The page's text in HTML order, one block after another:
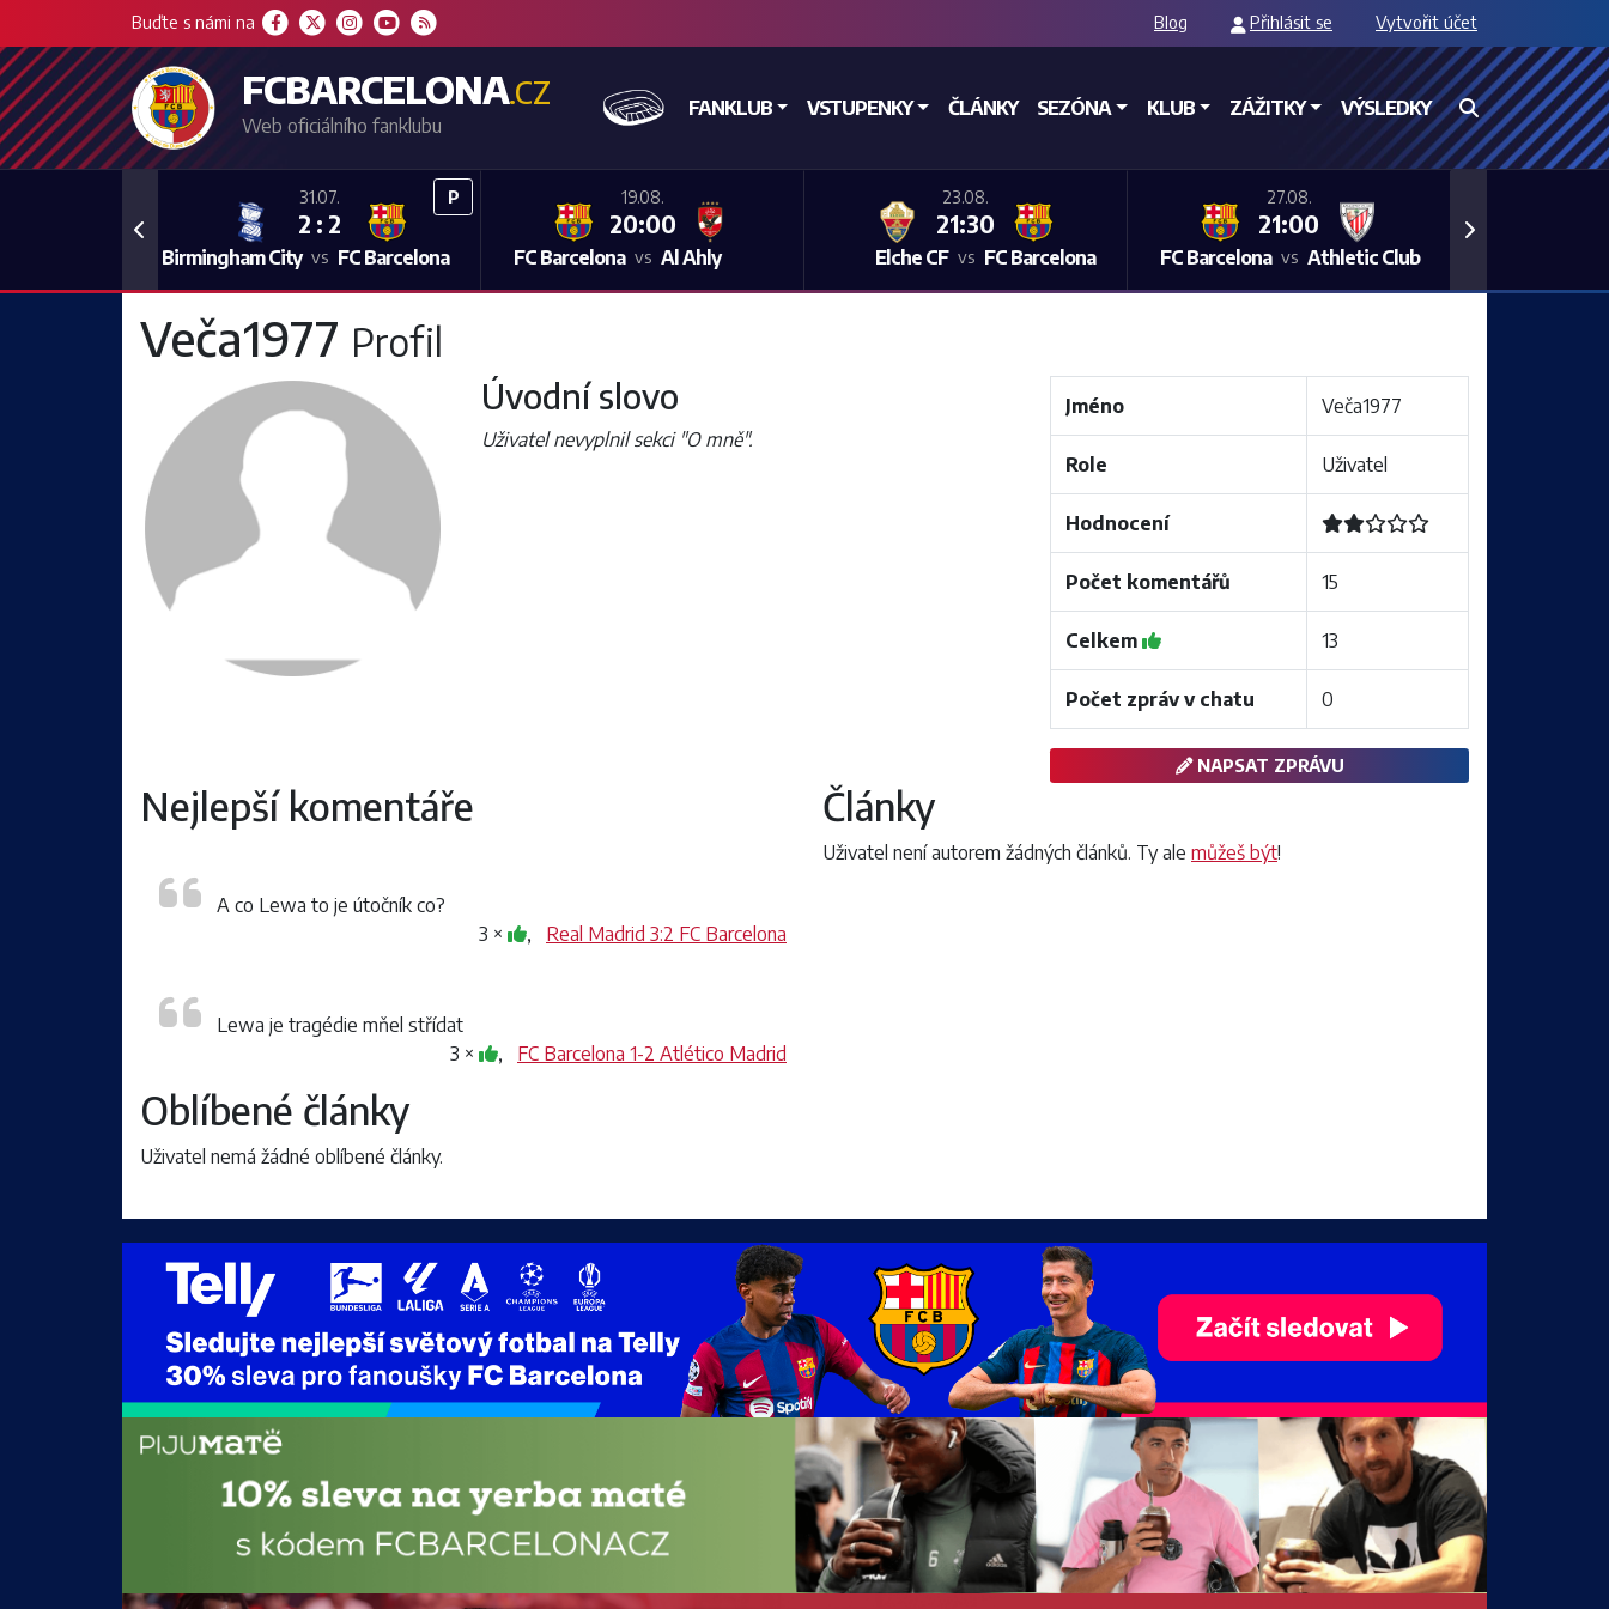
Buďte s námi na Blog Přihlásit se Vytvořit účet
FCBARCELONA.CZ
Web oficiálního fanklubu
DOMŮ FANKLUB VSTUPENKY ČLÁNKY SEZÓNA KLUB ZÁŽITKY VÝSLEDKY
P
31.07.
2 : 2
Birmingham City vs FC Barcelona
19.08.
20:00
FC Barcelona vs Al Ahly
23.08.
21:30
Elche CF vs FC Barcelona
27.08.
21:00
FC Barcelona vs Athletic Club
Previous Next
Veča1977 Profil
Úvodní slovo
Uživatel nevyplnil sekci "O mně".
Jméno Veča1977
Role Uživatel
Hodnocení
Počet komentářů 15
Celkem 13
Počet zpráv v chatu 0
NAPSAT ZPRÁVU
Nejlepší komentáře
A co Lewa to je útočník co?
3 ×
, Real Madrid 3:2 FC Barcelona
Lewa je tragédie mňel střídat
3 ×
, FC Barcelona 1-2 Atlético Madrid
Oblíbené články
Uživatel nemá žádné oblíbené články.
Články
Uživatel není autorem žádných článků. Ty ale můžeš být!